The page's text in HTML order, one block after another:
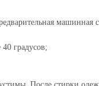
машинная
градусов;